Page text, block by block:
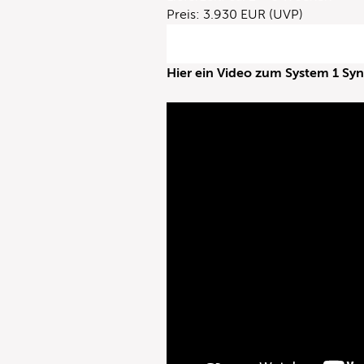
Preis: 3.930 EUR (UVP)
Hier ein Video zum System 1